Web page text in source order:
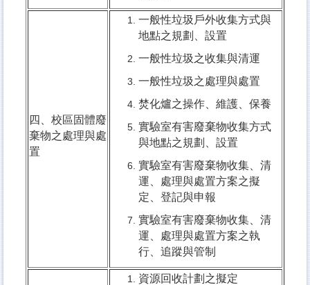
四、校區固體廢
棄物之處理與處
置
一般性垃圾戶外收集方式與
地點之規劃、設置
一般性垃圾之收集與清運
一般性垃圾之處理與處置
焚化爐之操作、維護、保養
實驗室有害廢棄物收集方式
與地點之規劃、設置
實驗室有害廢棄物收集、清
運、處理與處置方案之擬
定、登記與申報
實驗室有害廢棄物收集、清
運、處理與處置方案之執
行、追蹤與管制
資源回收計劃之擬定